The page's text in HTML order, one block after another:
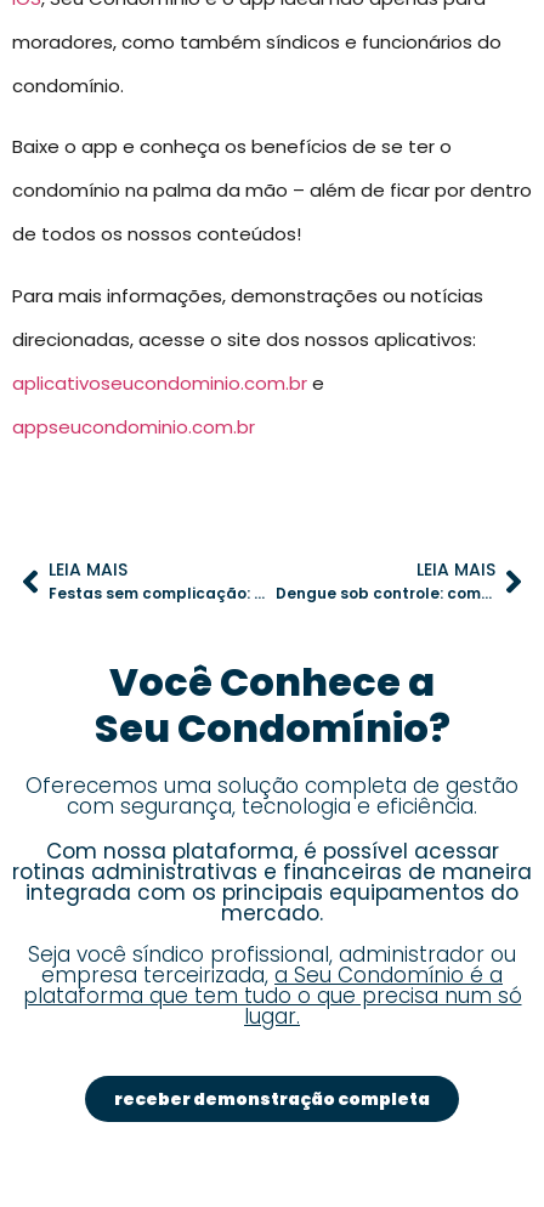
moradores, como também síndicos e funcionários do
condomínio.
Baixe o app e conheça os benefícios de se ter o
condomínio na palma da mão – além de ficar por dentro
de todos os nossos conteúdos!
Para mais informações, demonstrações ou notícias
direcionadas, acesse o site dos nossos aplicativos:
aplicativoseucondominio.com.bre
appseucondominio.com.br
LEIA MAIS
Festas sem complicação: como um sistema digital facilita a organização de eventos no condomínio
LEIA MAIS
Dengue sob controle: como um aplicativo pode ajudar na prevenção
Você Conhece a
Seu Condomínio?
Oferecemos uma solução completa de gestão
com segurança, tecnologia e eficiência.
Com nossa plataforma, é possível acessar
rotinas administrativas e financeiras de maneira
integrada com os principais equipamentos do
mercado.
Seja você síndico profissional, administrador ou
empresa terceirizada, a Seu Condomínio é a
plataforma que tem tudo o que precisa num só
lugar.
receber demonstração completa